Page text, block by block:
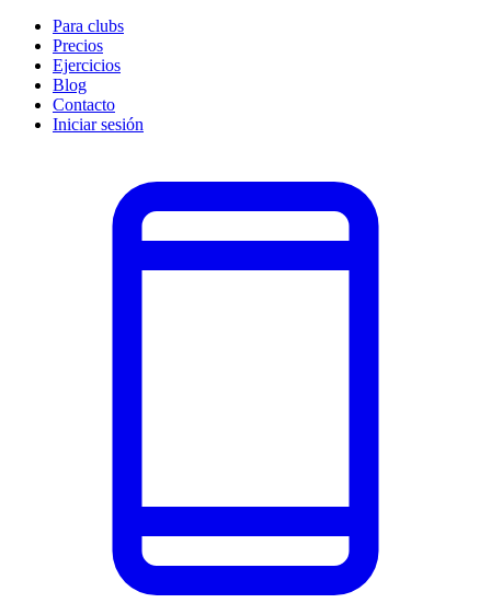
Para clubs
Precios
Ejercicios
Blog
Contacto
Iniciar sesión